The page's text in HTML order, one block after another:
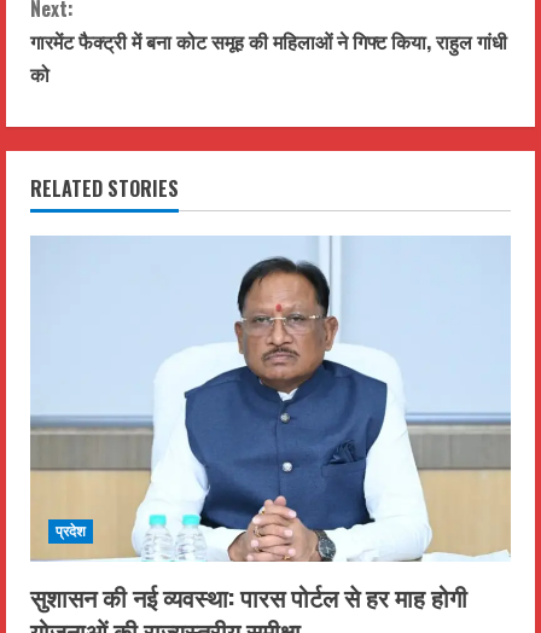
t
n
u
a
d
n
g
Next:
गारमेंट फैक्ट्री में बना कोट समूह की महिलाओं ने गिफ्ट किया, राहुल गांधी
को
RELATED STORIES
प्रदेश
सुशासन की नई व्यवस्था: पारस पोर्टल से हर माह होगी